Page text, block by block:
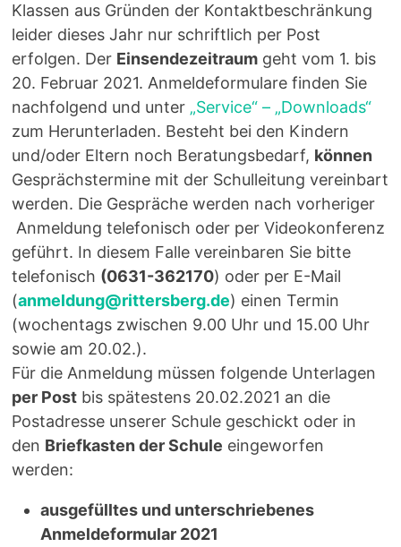
Klassen aus Gründen der Kontaktbeschränkung
leider dieses Jahr nur schriftlich per Post
erfolgen. Der Einsendezeitraum geht vom 1. bis
20. Februar 2021. Anmeldeformulare finden Sie
nachfolgend und unter „Service“ – „Downloads“
zum Herunterladen. Besteht bei den Kindern
und/oder Eltern noch Beratungsbedarf, können
Gesprächstermine mit der Schulleitung vereinbart
werden. Die Gespräche werden nach vorheriger
Anmeldung telefonisch oder per Videokonferenz
geführt. In diesem Falle vereinbaren Sie bitte
telefonisch (0631-362170) oder per E-Mail
(anmeldung@rittersberg.de) einen Termin
(wochentags zwischen 9.00 Uhr und 15.00 Uhr
sowie am 20.02.).
Für die Anmeldung müssen folgende Unterlagen
per Post bis spätestens 20.02.2021 an die
Postadresse unserer Schule geschickt oder in
den Briefkasten der Schule eingeworfen
werden:
ausgefülltes und unterschriebenes
Anmeldeformular 2021